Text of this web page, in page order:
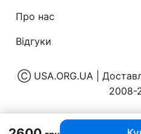
Про нас
Відгуки
Ⓒ USA.ORG.UA |
2008-